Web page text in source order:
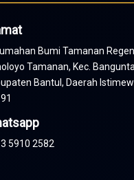
Bumi Tamanan
Tamanan, Kec.
Bantul, Daerah
5910 2582